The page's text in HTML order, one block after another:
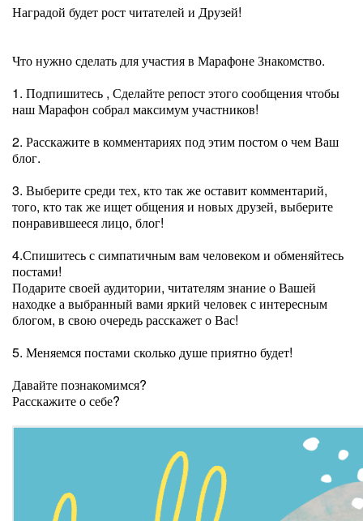
Наградой будет рост читателей и Друзей!
Что нужно сделать для участия в Марафоне Знакомство.
1. Подпишитесь , Сделайте репост этого сообщения чтобы
наш Марафон собрал максимум участников!
2. Расскажите в комментариях под этим постом о чем Ваш
блог.
3. Выберите среди тех, кто так же оставит комментарий,
того, кто так же ищет общения и новых друзей, выберите
понравившееся лицо, блог!
4.Спишитесь с симпатичным вам человеком и обменяйтесь
постами!
Подарите своей аудитории, читателям знание о Вашей
находке а выбранный вами яркий человек с интересным
блогом, в свою очередь расскажет о Вас!
5. Меняемся постами сколько душе приятно будет!
Давайте познакомимся?
Расскажите о себе?